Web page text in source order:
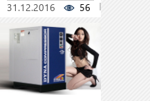
31.12.2016
56